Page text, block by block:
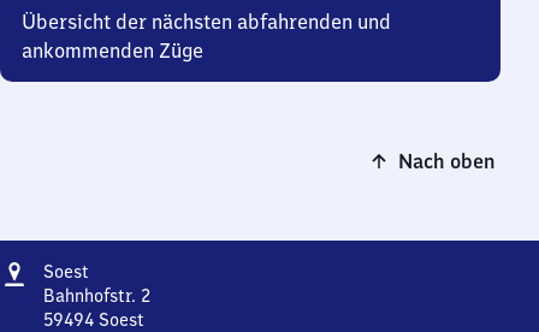
Übersicht der nächsten abfahrenden und
ankommenden Züge
Nach oben
Adresse
Soest
Bahnhofstr. 2
59494 Soest